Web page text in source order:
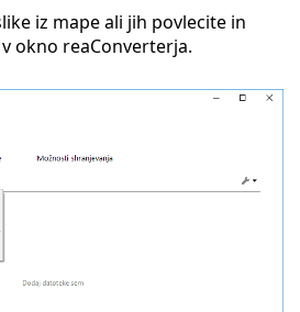
iz mape ali jih povlecite in
okno reaConverterja.